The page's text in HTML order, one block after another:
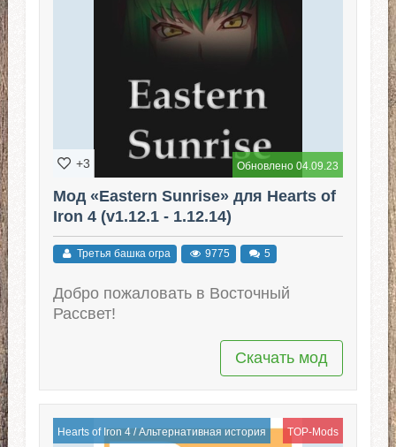
Обновлено 04.09.23
+3
Мод «Eastern Sunrise» для Hearts of
Iron 4 (v1.12.1 - 1.12.14)
Третья башка огра 9775 5
Добро пожаловать в Восточный
Рассвет!
Скачать мод
Hearts of Iron 4/Альтернативная история TOP-Mods